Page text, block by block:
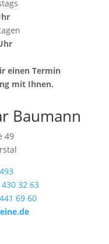
einen Termin
mit Ihnen.
Baumann
49
32 63
69 60